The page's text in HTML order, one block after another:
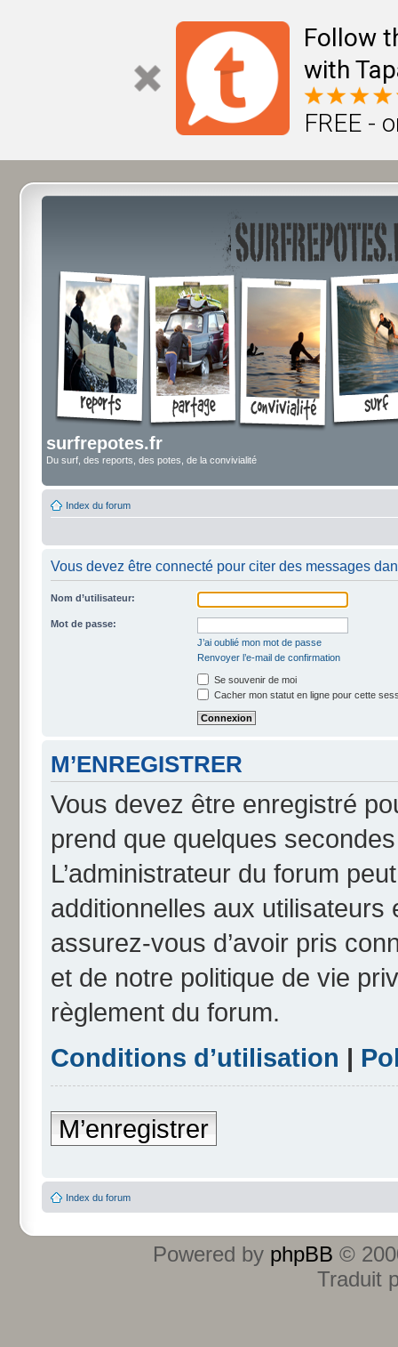
Follow
with
FREE -
surfrepotes.fr
Du surf, des reports, des potes, de la convivialité
Index du forum
Vous devez être connecté pour citer des messages
Nom d’utilisateur:
Mot de passe:
J’ai oublié mon mot de passe
Renvoyer l’e-mail de confirmation
Se souvenir de moi
Cacher mon statut en ligne pour cette
M’ENREGISTRER
Vous devez être enregistré
prend que quelques
L’administrateur du forum
additionnelles aux
assurez-vous d’avoir pris
et de notre politique de vie
règlement du forum.
Conditions d’utilisation |
M’enregistrer
Index du forum
Powered by phpBB ©
Traduit